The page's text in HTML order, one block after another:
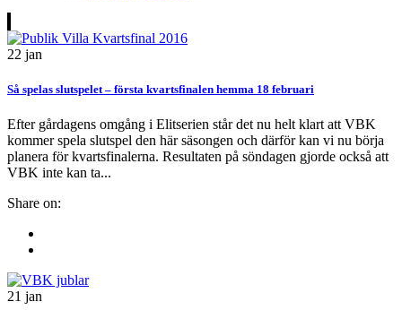
22 jan
Så spelas slutspelet – första kvartsfinalen hemma 18 februari
Efter gårdagens omgång i Elitserien står det nu helt klart att VBK
kommer spela slutspel den här säsongen och därför kan vi nu börja
planera för kvartsfinalerna. Resultaten på söndagen gjorde också att
VBK inte kan ta...
Share on:
21 jan